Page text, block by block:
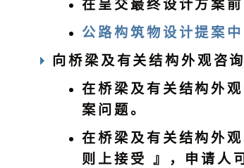
在呈交最终设计方案
公路构筑物设计提案
向桥梁及有关结构外观咨
在桥梁及有关结构外
案问题。
在桥梁及有关结构外
则上接受 』，申请人